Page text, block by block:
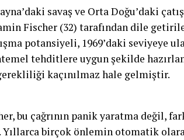
savaş ve Orta Doğu’daki
Fischer (32) tarafından dile
potansiyeli, 1969’daki seviyeye
tehditlere uygun şekilde
kaçınılmaz hale gelmiştir.
bu çağrının panik yaratma değil,
birçok önlemin otomatik